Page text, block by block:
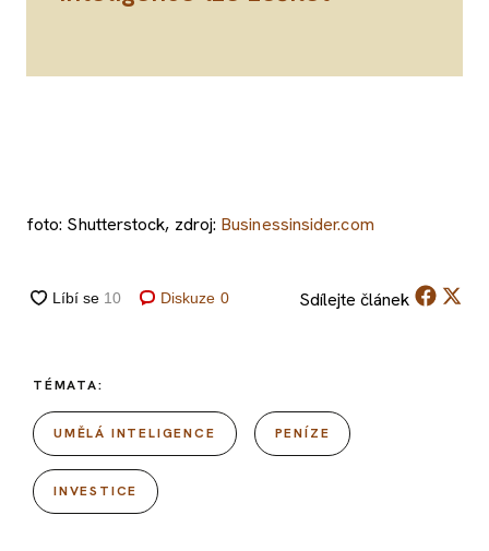
foto: Shutterstock, zdroj: Businessinsider.com
Diskuze 0 Sdílejte článek
TÉMATA:
UMĚLÁ INTELIGENCE PENÍZE
INVESTICE